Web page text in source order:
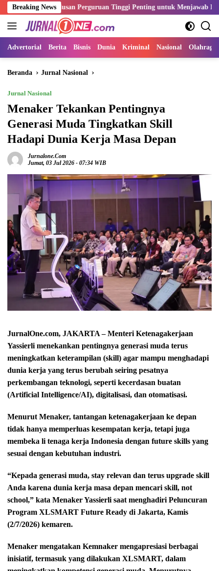
Langsung
ke
konten
Breaking News
Lulusan Perguruan Tinggi Penting untuk Menjawab Kebutuhan
Advertorial Berita Bisnis Dunia Kriminal Nasional Olahraga
Beranda Jurnal Nasional
Jurnal Nasional
Menaker Tekankan Pentingnya
Generasi Muda Tingkatkan Skill
Hadapi Dunia Kerja Masa Depan
Jurnalone.com
Jumat, 03 Jul 2026 - 07:34 WIB
JurnalOne.com, JAKARTA – Menteri Ketenagakerjaan
Yassierli menekankan pentingnya generasi muda terus
meningkatkan keterampilan (skill) agar mampu menghadapi
dunia kerja yang terus berubah seiring pesatnya
perkembangan teknologi, seperti kecerdasan buatan
(Artificial Intelligence/AI), digitalisasi, dan otomatisasi.
Menurut Menaker, tantangan ketenagakerjaan ke depan
tidak hanya memperluas kesempatan kerja, tetapi juga
membeka li tenaga kerja Indonesia dengan future skills yang
sesuai dengan kebutuhan industri.
“Kepada generasi muda, stay relevan dan terus upgrade skill
Anda karena dunia kerja masa depan mencari skill, not
school,” kata Menaker Yassierli saat menghadiri Peluncuran
Program XLSMART Future Ready di Jakarta, Kamis
(2/7/2026) kemaren.
Menaker mengatakan Kemnaker mengapresiasi berbagai
inisiatif, termasuk yang dilakukan XLSMART, dalam